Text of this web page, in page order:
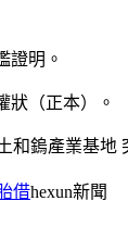
證明。
狀（正本）。
和鎢產業基地
借hexun新聞